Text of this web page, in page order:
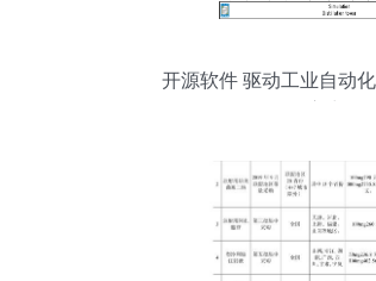
开源软件 驱动工业自动